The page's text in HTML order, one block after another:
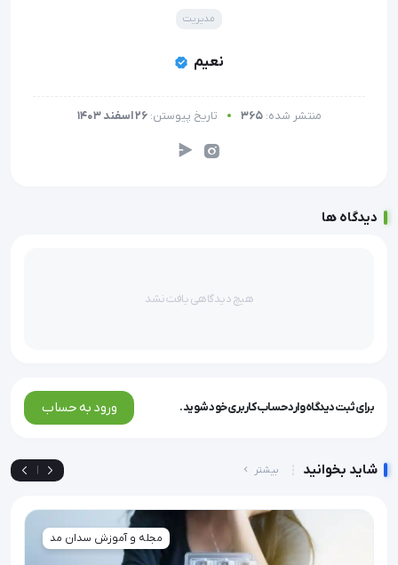
مدیریت
نعیم
منتشر شده: 365 تاریخ پیوستن: 26 اسفند 1403
دیدگاه ها
هیچ دیدگاهی یافت نشد
برای ثبت دیدگاه وارد حساب کاربری خود شوید. ورود به حساب
شاید بخوانید بیشتر
مجله و آموزش سدان مد